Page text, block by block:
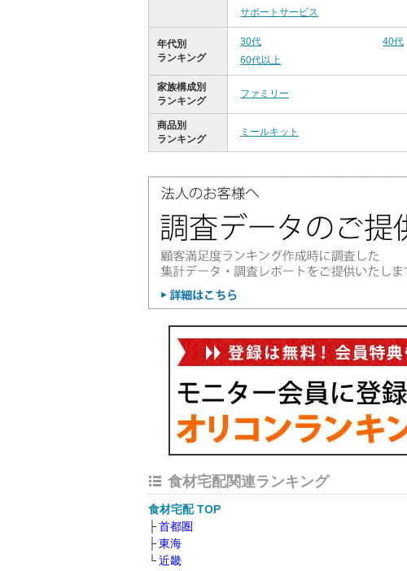
サポートサービス
年代別
ランキング
30代 40代
60代以上
家族構成別
ランキング
ファミリー
商品別
ランキング
ミールキット
食材宅配関連ランキング
食材宅配 TOP
首都圏
東海
近畿